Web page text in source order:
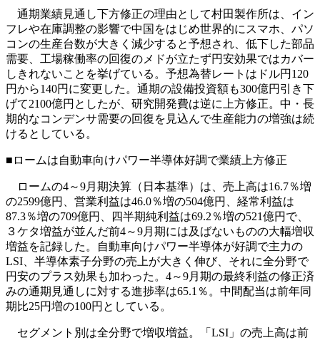
通期業績見通し下方修正の理由として村田製作所は、イン
フレや在庫調整の影響で中国をはじめ世界的にスマホ、パソ
コンの生産台数が大きく減少すると予想され、低下した部品
需要、工場稼働率の回復のメドが立たず円安効果ではカバー
しきれないことを挙げている。予想為替レートはドル円120
円から140円に変更した。通期の設備投資額も300億円引き下
げて2100億円としたが、研究開発費は逆に上方修正。中・長
期的なコンデンサ需要の回復を見込んで生産能力の増強は続
けるとしている。
■ロームは自動車向けパワー半導体好調で業績上方修正
ロームの4～9月期決算（日本基準）は、売上高は16.7％増
の2599億円、営業利益は46.0％増の504億円、経常利益は
87.3％増の709億円、四半期純利益は69.2％増の521億円で、
３ケタ増益が並んだ前4～9月期には及ばないものの大幅増収
増益を記録した。自動車向けパワー半導体が好調で主力の
LSI、半導体素子分野の売上が大きく伸び、それに全分野で
円安のプラス効果も加わった。4～9月期の最終利益の修正済
みの通期見通しに対する進捗率は65.1％。中間配当は前年同
期比25円増の100円としている。
セグメント別は全分野で増収増益。「LSI」の売上高は前